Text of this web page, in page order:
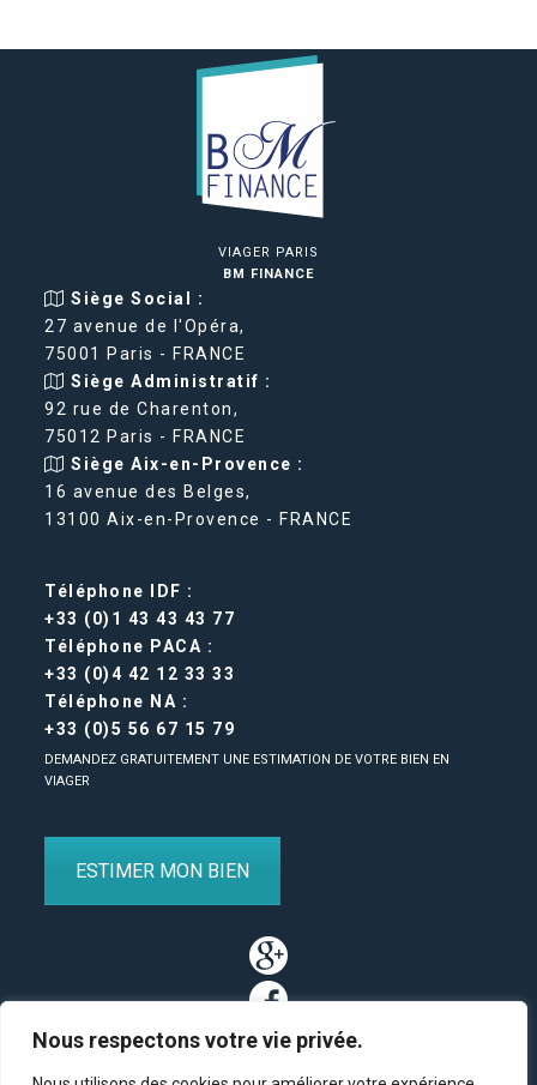
Nous respectons votre vie privée.
VIAGER PARIS
BM FINANCE
Siège Social :
27 avenue de l'Opéra,
75001 Paris - FRANCE
Siège Administratif :
92 rue de Charenton,
75012 Paris - FRANCE
Siège Aix-en-Provence :
16 avenue des Belges,
13100 Aix-en-Provence - FRANCE
Téléphone IDF :
+33 (0)1 43 43 43 77
Téléphone PACA :
+33 (0)4 42 12 33 33
Téléphone NA :
+33 (0)5 56 67 15 79
DEMANDEZ GRATUITEMENT UNE ESTIMATION DE VOTRE BIEN EN
VIAGER
ESTIMER MON BIEN